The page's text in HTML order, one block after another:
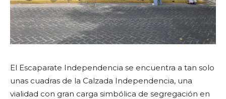
El Escaparate Independencia se encuentra a tan solo
unas cuadras de la Calzada Independencia, una
vialidad con gran carga simbólica de segregación en